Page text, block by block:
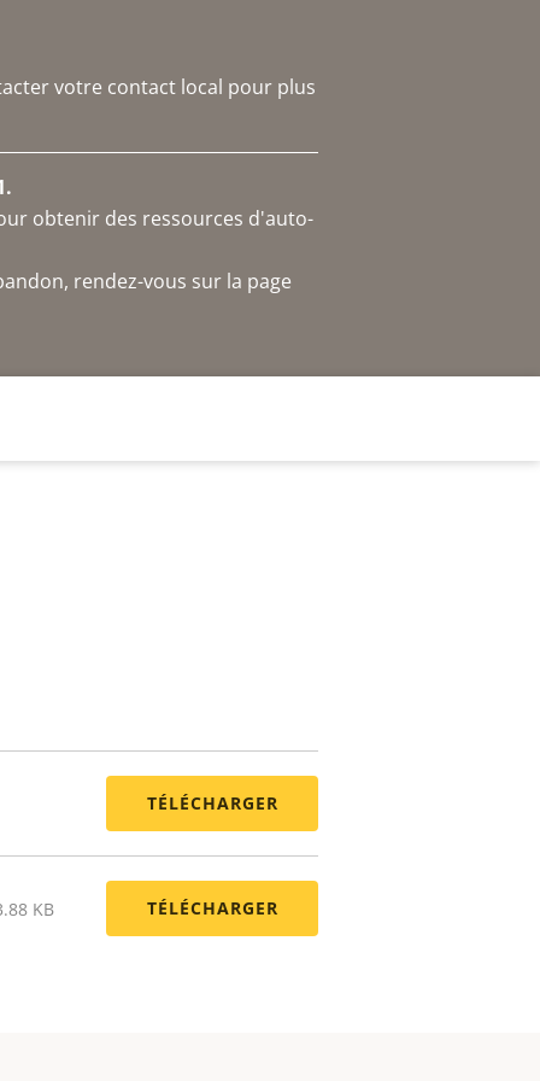
votre contact local pour plus
obtenir des ressources d'auto-
rendez-vous sur la page
TÉLÉCHARGER
KB TÉLÉCHARGER